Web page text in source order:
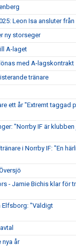
Leon Isa ansluter från
ny storseger
A-laget
med A-lagskontrakt
tränare
ett år "Extremt taggad
"Norrby IF är klubben
i Norrby IF: "En
- Jamie Bichis klar för
Elfsborg: "Väldigt
nya år